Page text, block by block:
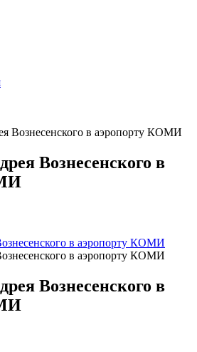
Вознесенского в аэропорту КОМИ
Вознесенского в
Вознесенского в